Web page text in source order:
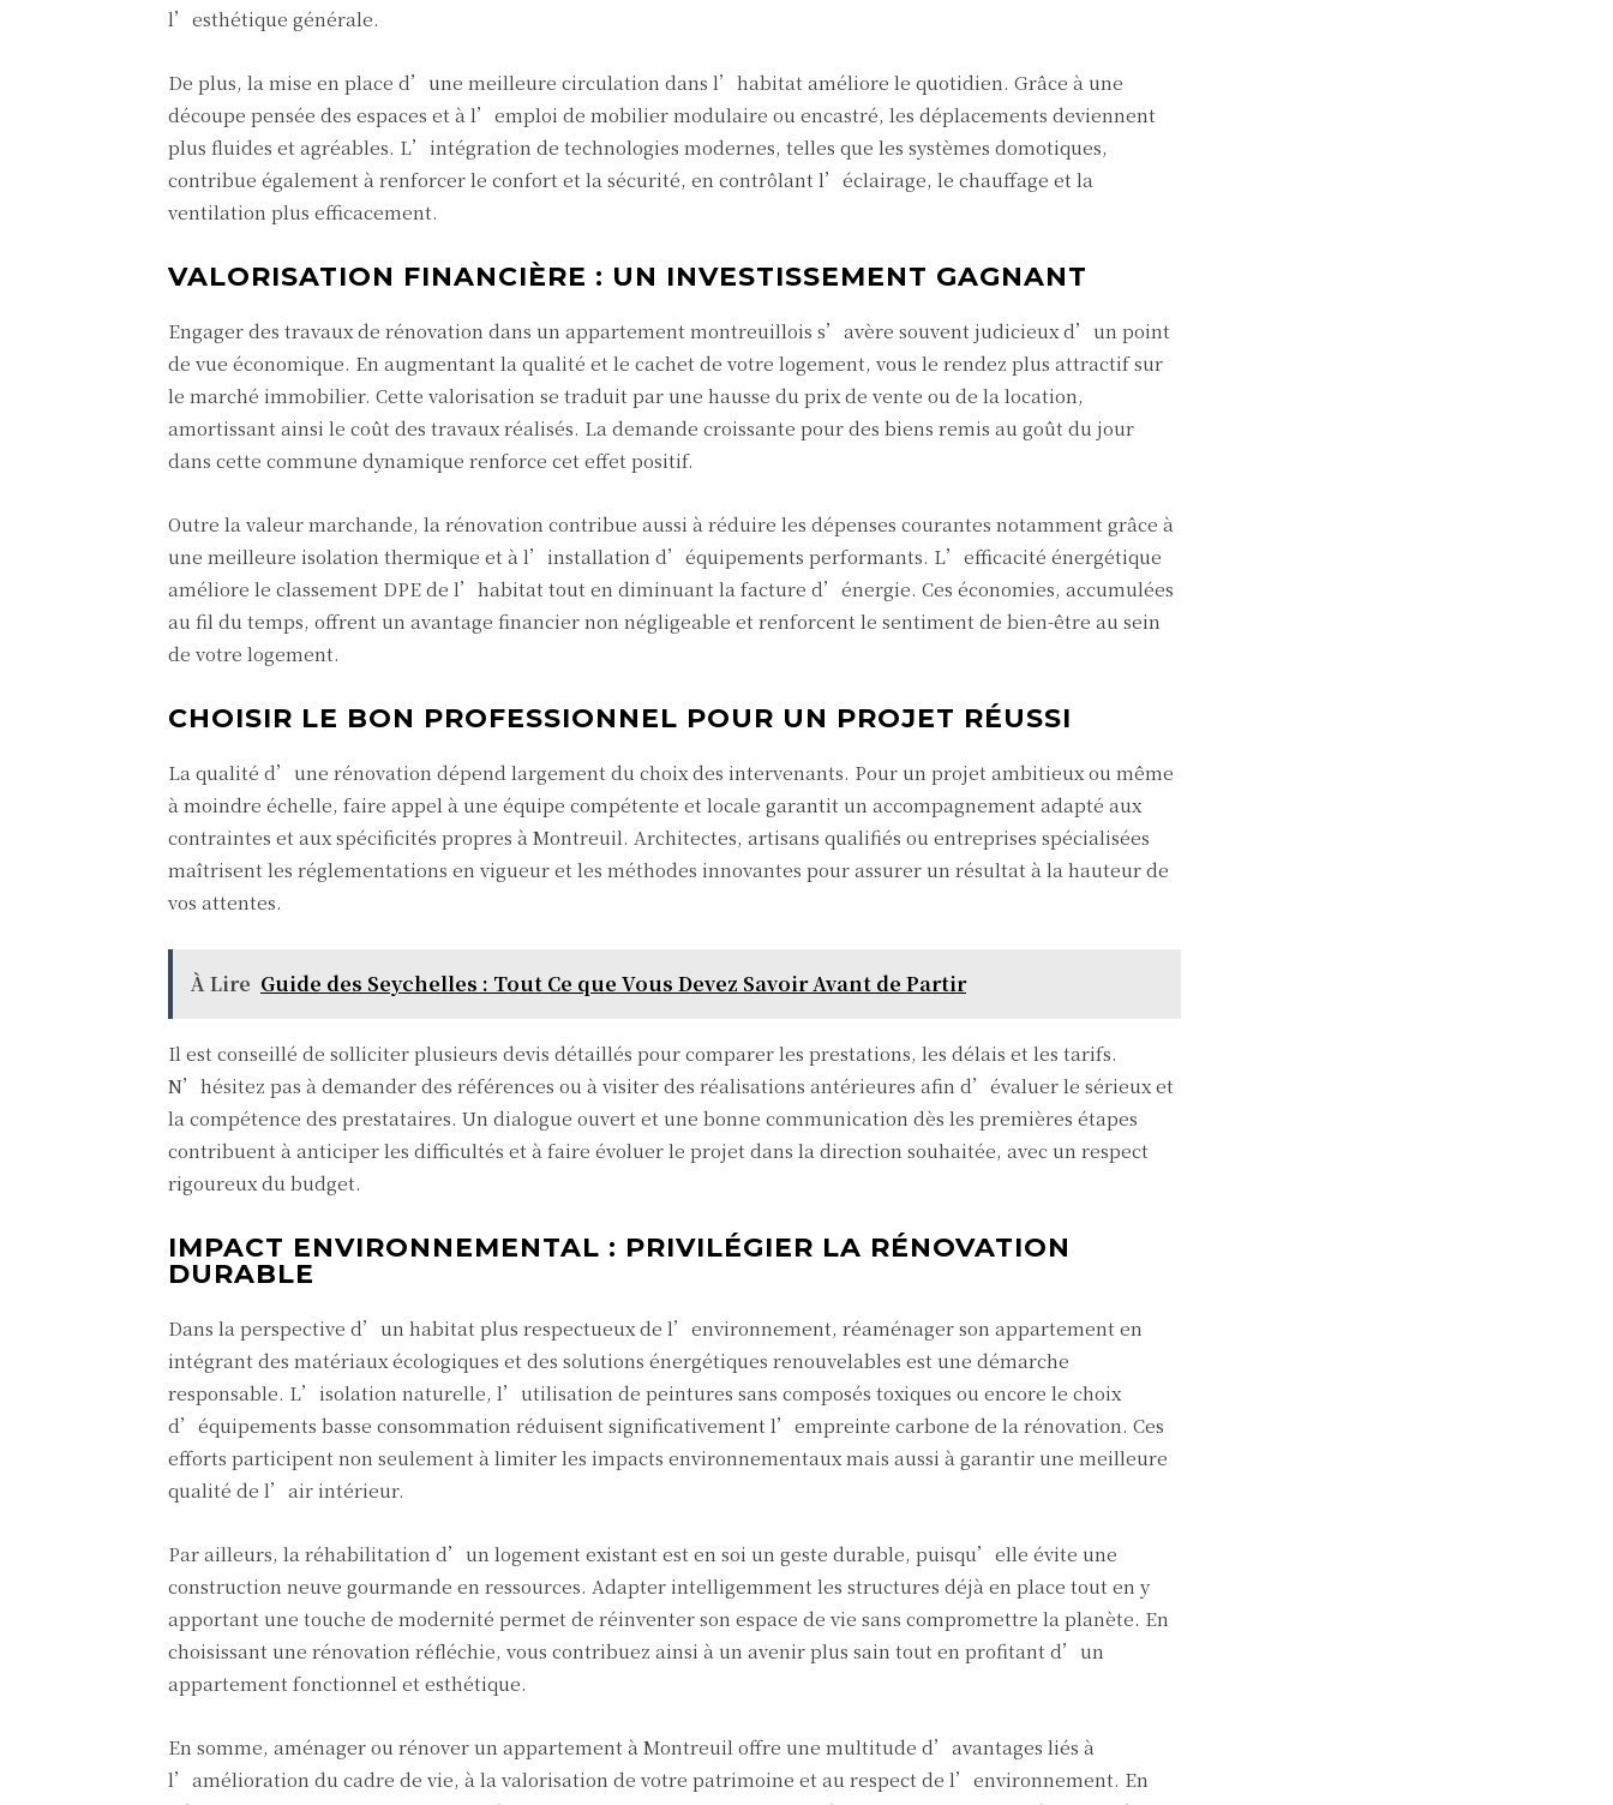
l’esthétique générale.
De plus, la mise en place d’une meilleure circulation dans l’habitat améliore le quotidien. Grâce à une
découpe pensée des espaces et à l’emploi de mobilier modulaire ou encastré, les déplacements deviennent
plus fluides et agréables. L’intégration de technologies modernes, telles que les systèmes domotiques,
contribue également à renforcer le confort et la sécurité, en contrôlant l’éclairage, le chauffage et la
ventilation plus efficacement.
VALORISATION FINANCIÈRE : UN INVESTISSEMENT GAGNANT
Engager des travaux de rénovation dans un appartement montreuillois s’avère souvent judicieux d’un point
de vue économique. En augmentant la qualité et le cachet de votre logement, vous le rendez plus attractif sur
le marché immobilier. Cette valorisation se traduit par une hausse du prix de vente ou de la location,
amortissant ainsi le coût des travaux réalisés. La demande croissante pour des biens remis au goût du jour
dans cette commune dynamique renforce cet effet positif.
Outre la valeur marchande, la rénovation contribue aussi à réduire les dépenses courantes notamment grâce à
une meilleure isolation thermique et à l’installation d’équipements performants. L’efficacité énergétique
améliore le classement DPE de l’habitat tout en diminuant la facture d’énergie. Ces économies, accumulées
au fil du temps, offrent un avantage financier non négligeable et renforcent le sentiment de bien-être au sein
de votre logement.
CHOISIR LE BON PROFESSIONNEL POUR UN PROJET RÉUSSI
La qualité d’une rénovation dépend largement du choix des intervenants. Pour un projet ambitieux ou même
à moindre échelle, faire appel à une équipe compétente et locale garantit un accompagnement adapté aux
contraintes et aux spécificités propres à Montreuil. Architectes, artisans qualifiés ou entreprises spécialisées
maîtrisent les réglementations en vigueur et les méthodes innovantes pour assurer un résultat à la hauteur de
vos attentes.
À Lire Guide des Seychelles : Tout Ce que Vous Devez Savoir Avant de Partir
Il est conseillé de solliciter plusieurs devis détaillés pour comparer les prestations, les délais et les tarifs.
N’hésitez pas à demander des références ou à visiter des réalisations antérieures afin d’évaluer le sérieux et
la compétence des prestataires. Un dialogue ouvert et une bonne communication dès les premières étapes
contribuent à anticiper les difficultés et à faire évoluer le projet dans la direction souhaitée, avec un respect
rigoureux du budget.
IMPACT ENVIRONNEMENTAL : PRIVILÉGIER LA RÉNOVATION
DURABLE
Dans la perspective d’un habitat plus respectueux de l’environnement, réaménager son appartement en
intégrant des matériaux écologiques et des solutions énergétiques renouvelables est une démarche
responsable. L’isolation naturelle, l’utilisation de peintures sans composés toxiques ou encore le choix
d’équipements basse consommation réduisent significativement l’empreinte carbone de la rénovation. Ces
efforts participent non seulement à limiter les impacts environnementaux mais aussi à garantir une meilleure
qualité de l’air intérieur.
Par ailleurs, la réhabilitation d’un logement existant est en soi un geste durable, puisqu’elle évite une
construction neuve gourmande en ressources. Adapter intelligemment les structures déjà en place tout en y
apportant une touche de modernité permet de réinventer son espace de vie sans compromettre la planète. En
choisissant une rénovation réfléchie, vous contribuez ainsi à un avenir plus sain tout en profitant d’un
appartement fonctionnel et esthétique.
En somme, aménager ou rénover un appartement à Montreuil offre une multitude d’avantages liés à
l’amélioration du cadre de vie, à la valorisation de votre patrimoine et au respect de l’environnement. En